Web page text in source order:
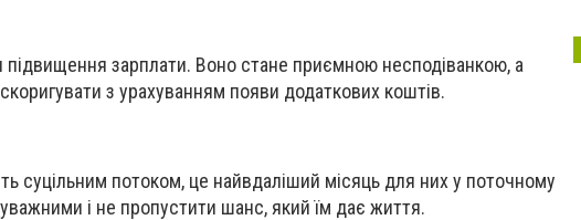
підвищення зарплати. Воно стане приємною несподіванкою, а
з урахуванням появи додаткових коштів.
суцільним потоком, це найвдаліший місяць для них у поточному
і не пропустити шанс, який їм дає життя.